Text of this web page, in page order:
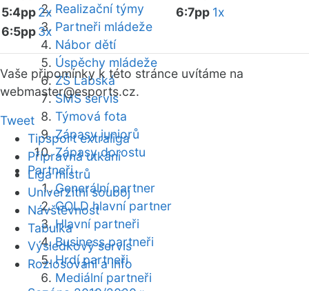
Realizační týmy
Partneři mládeže
Nábor dětí
Úspěchy mládeže
ZŠ Labská
SMS servis
Týmová fota
Zápasy juniorů
Zápasy dorostu
Partneři
Generální partner
GOLD hlavní partner
Hlavní partneři
Business partneři
Hrdí partneři
Mediální partneři
5:4pp2x
6:5pp3x
6:7pp 1x
Vaše připomínky k této stránce uvítáme na
webmaster@esports.cz.
Tweet
Tipsport extraliga
Přípravná utkání
Liga mistrů
Univerzitní souboj
Návštěvnost
Tabulka
Výsledkový servis
Rozlosování a info